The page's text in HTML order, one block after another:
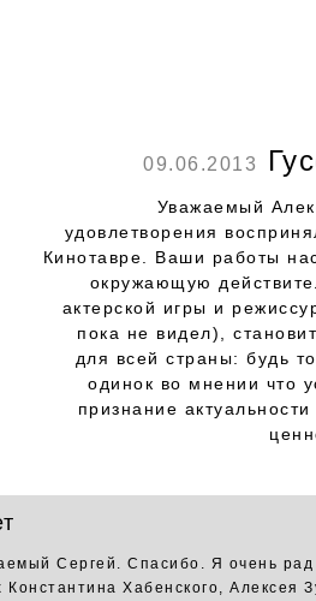
09.06.2013
Уважаемый
удовлетворения
Кинотавре. Ваши работы
окружающую
актерской игры и
пока не видел),
для всей страны: будь
одинок во мнении что
признание
Сергей. Спасибо. Я очень
Константина Хабенского, Алексея